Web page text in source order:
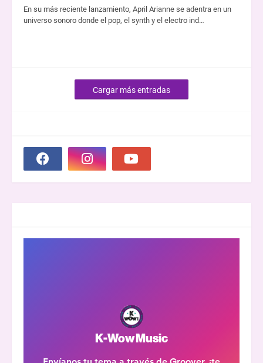
En su más reciente lanzamiento, April Arianne se adentra en un
universo sonoro donde el pop, el synth y el electro ind…
Cargar más entradas